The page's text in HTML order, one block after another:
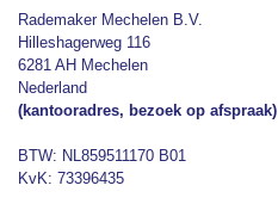
Rademaker Mechelen B.V.
Hilleshagerweg 116
6281 AH Mechelen
Nederland
(kantooradres, bezoek op afspraak)
BTW: NL859511170 B01
KvK: 73396435